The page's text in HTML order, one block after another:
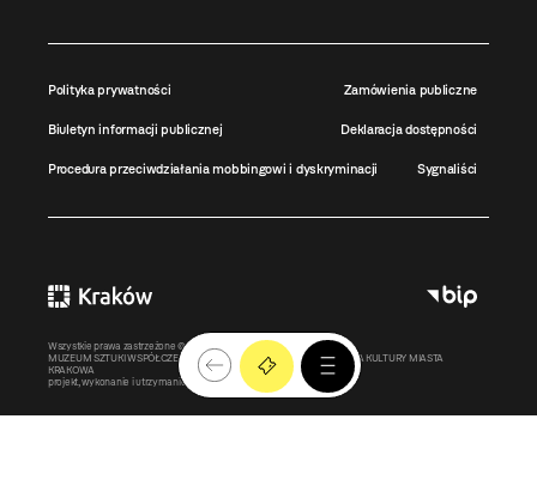
Polityka prywatności Zamówienia publiczne
Biuletyn informacji publicznej Deklaracja dostępności
Procedura przeciwdziałania mobbingowi i dyskryminacji Sygnaliści
Wszystkie prawa zastrzeżone ©MOCAK
2011-2026
MUZEUM SZTUKI WSPÓŁCZESNEJ W KRAKOWIE MOCAK – INSTYTUCJA KULTURY MIASTA
KRAKOWA
projekt, wykonanie i utrzymanie:
Bonjour.pl